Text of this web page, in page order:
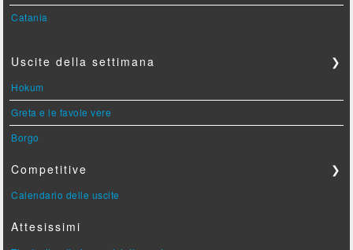
Catania
Uscite della settimana ❯
Hokum
Greta e le favole vere
Borgo
Competitive ❯
Calendario delle uscite
Attesissimi